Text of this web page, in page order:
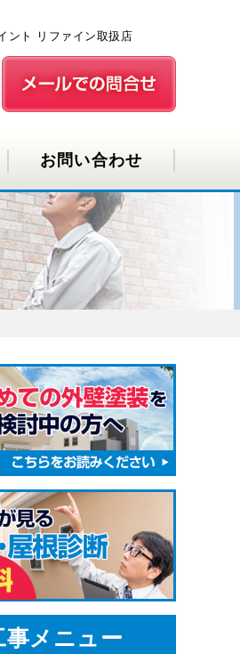
ト リファイン取扱店
お問い合わせ
事メニュー